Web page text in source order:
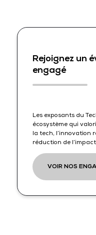
Rejoignez un
engagé
Les exposants du
écosystème qui
la tech, l’innovation
réduction de
VOIR NOS